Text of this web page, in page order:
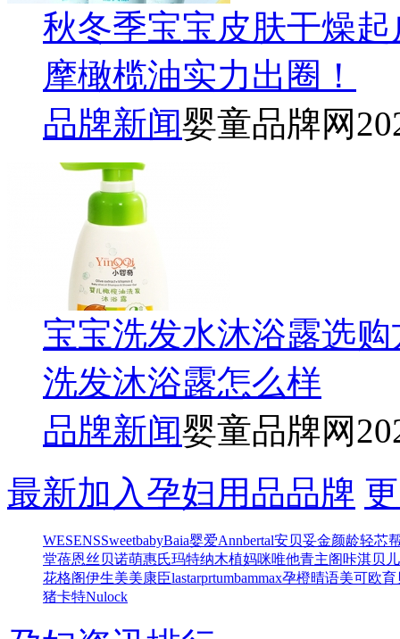
秋冬季宝宝皮肤干燥
摩橄榄油实力出圈！
品牌新闻婴童品牌网
宝宝洗发水沐浴露选
洗发沐浴露怎么样
品牌新闻婴童品牌网
最新加入孕妇用品品牌
WESENSSweetbabyBaia婴爱Annbertal安贝妥金颜龄轻芯
堂蓓恩丝贝诺萌惠氏玛特纳木植妈咪唯他青主阁咔淇贝儿
花格阁伊生美美康臣lastarprtumbammax孕橙晴语美可欧育
猪卡特Nulock